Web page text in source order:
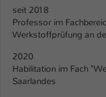
seit 2018
Professor im
Werkstoffprüfung an
2020
Habilitation im Fach
Saarlandes
Anbieter TYPO3